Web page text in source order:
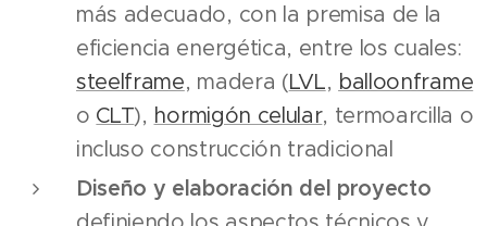
más adecuado, con la premisa de la
eficiencia energética, entre los cuales:
steelframe, madera (LVL, balloonframe
o CLT), hormigón celular, termoarcilla o
incluso construcción tradicional
Diseño y elaboración del proyecto